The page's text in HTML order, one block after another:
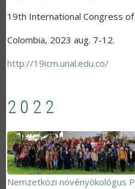
19th International Congress
Colombia, 2023 aug. 7-12.
http://19icm.unal.edu.co/
2022
Nemzetközi növényökológus